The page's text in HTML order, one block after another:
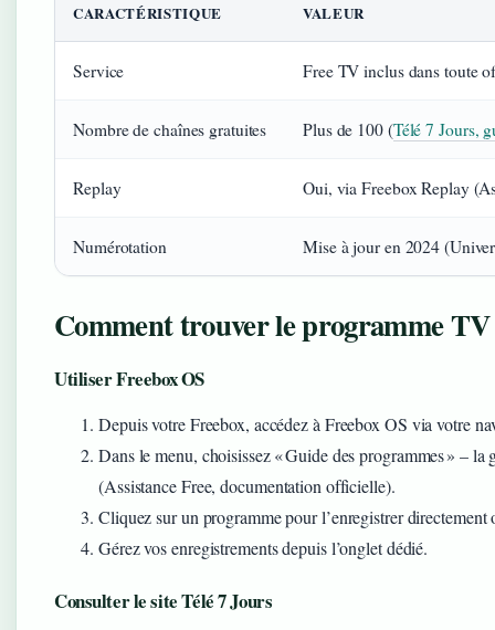
CARACTÉRISTIQUE VALEUR
Service Free TV inclus dans toute
Nombre de chaînes gratuites Plus de 100 (Télé 7 Jours,
Replay Oui, via Freebox Replay
Numérotation Mise à jour en 2024
Comment trouver le programme TV
Utiliser Freebox OS
Depuis votre Freebox, accédez à Freebox OS via votre
Dans le menu, choisissez « Guide des programmes » –
(Assistance Free, documentation officielle).
Cliquez sur un programme pour l’enregistrer
Gérez vos enregistrements depuis l’onglet dédié.
Consulter le site Télé 7 Jours